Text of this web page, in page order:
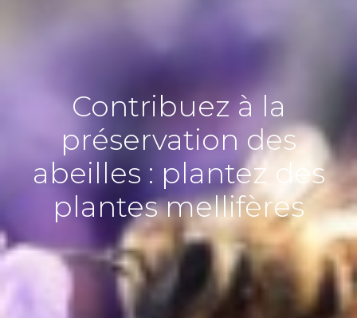
Contribuez à la
préservation des
abeilles : plantez des
plantes mellifères